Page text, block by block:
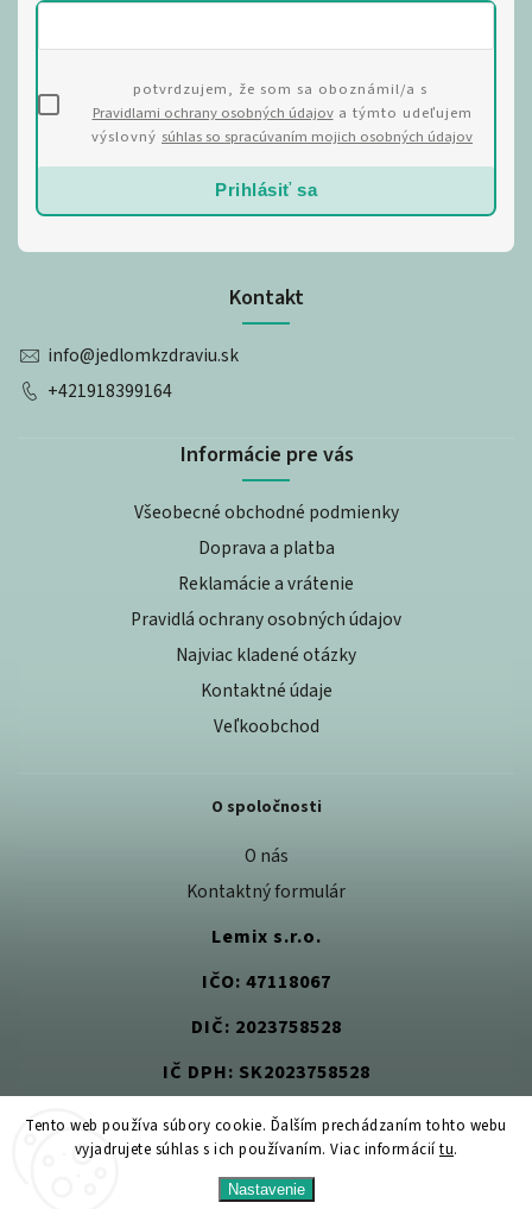
Tento web používa súbory cookie. Ďalším prechádzaním tohto webu
vyjadrujete súhlas s ich používaním. Viac informáciítu.
Nastavenie
Kontakt
info@jedlomkzdraviu.sk
+421918399164
Informácie pre vás
Všeobecné obchodné podmienky
Doprava a platba
Reklamácie a vrátenie
Pravidlá ochrany osobných údajov
Najviac kladené otázky
Kontaktné údaje
Veľkoobchod
O spoločnosti
O nás
Kontaktný formulár
Lemix s.r.o.
IČO: 47118067
DIČ: 2023758528
IČ DPH: SK2023758528
potvrdzujem, že som sa oboznámil/a s
Pravidlami ochrany osobných údajova týmto udeľujem
výslovný súhlas so spracúvaním mojich osobných údajov
Prihlásiť sa
Jedlom k zdraviu. Všetky práva vyhradené.
Upraviť nastavenie cookies